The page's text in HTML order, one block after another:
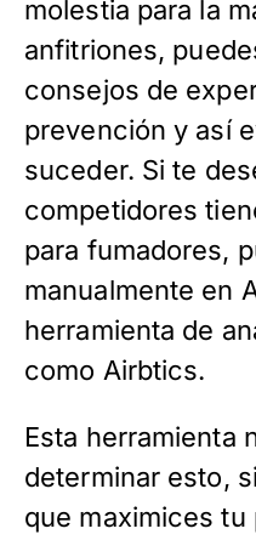
molestia para la
anfitriones,
consejos de
prevención y así
suceder. Si te
competidores
para fumadores,
manualmente en
herramienta de
como Airbtics.
Esta herramienta
determinar esto,
que maximices tu